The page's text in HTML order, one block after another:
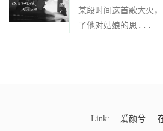
某段时间这首歌大火
了他对姑娘的思...
Link: 爱颜兮